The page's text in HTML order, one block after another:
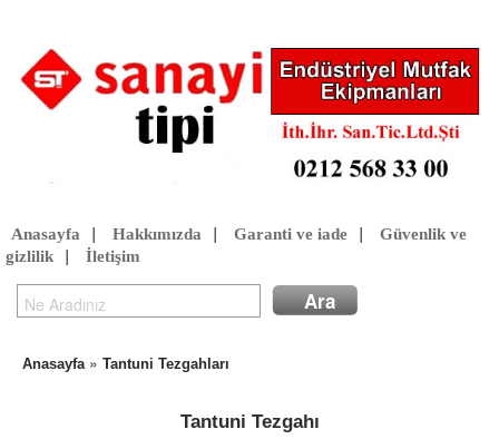
Anasayfa Hakkımızda Garanti ve iade
Güvenlik ve
gizlilik
İletişim
Anasayfa» Tantuni Tezgahları
Tantuni Tezgahı